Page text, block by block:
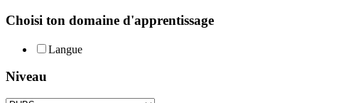
Choisi ton domaine d'apprentissage
Langue
Niveau